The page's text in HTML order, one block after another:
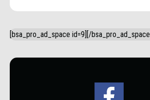
[bsa_pro_ad_space id=9][/bsa_pro_ad_space]